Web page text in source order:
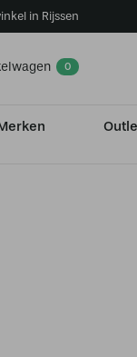
in Rijssen
0